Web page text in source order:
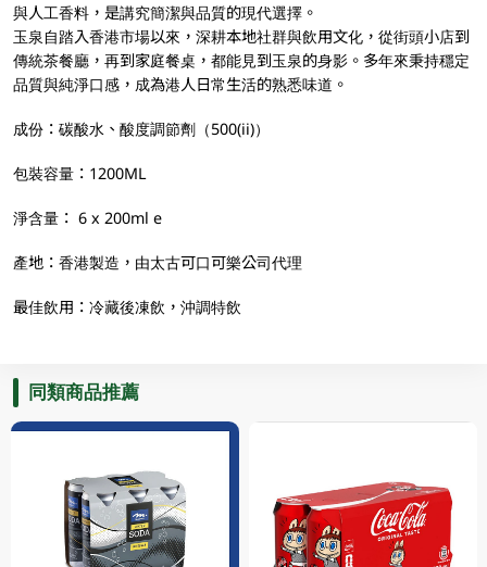
與人工香料，是講究簡潔與品質的現代選擇。
玉泉自踏入香港市場以來，深耕本地社群與飲用文化，從街頭小店到
傳統茶餐廳，再到家庭餐桌，都能見到玉泉的身影。多年來秉持穩定
品質與純淨口感，成為港人日常生活的熟悉味道。
成份：碳酸水、酸度調節劑（500(ii)）
包裝容量：1200ML
淨含量： 6 x 200ml e
產地：香港製造，由太古可口可樂公司代理
最佳飲用：冷藏後凍飲，沖調特飲
同類商品推薦